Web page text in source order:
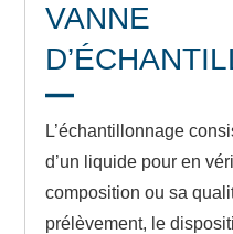
VANNE
L’échantillonnage
d’un liquide pour en
composition ou sa
prélèvement, le